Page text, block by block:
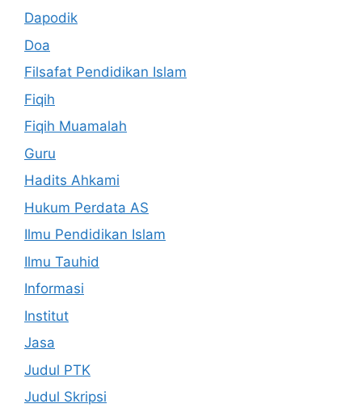
Dapodik
Doa
Filsafat Pendidikan Islam
Fiqih
Fiqih Muamalah
Guru
Hadits Ahkami
Hukum Perdata AS
Ilmu Pendidikan Islam
Ilmu Tauhid
Informasi
Institut
Jasa
Judul PTK
Judul Skripsi